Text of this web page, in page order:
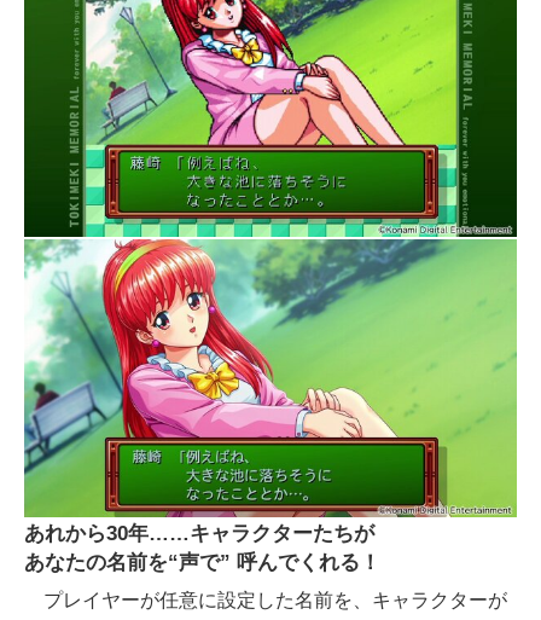
あれから30年……キャラクターたちが
あなたの名前を“声で” 呼んでくれる！
プレイヤーが任意に設定した名前を、キャラクターが